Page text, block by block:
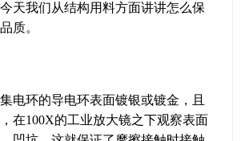
天我们从结构用料方面讲讲怎么保
质。
电环的导电环表面镀银或镀金，且
在100X的工业放大镜之下观察表面